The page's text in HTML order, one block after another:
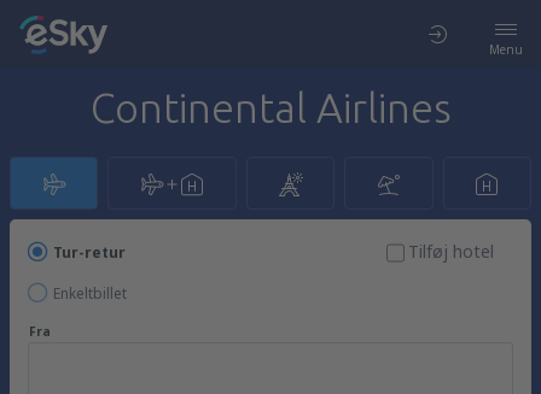
Menu
Continental Airlines
Tur-retur
Enkeltbillet
Tilføj hotel
Fra